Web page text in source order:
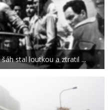
stal loutkou a ztratil ...